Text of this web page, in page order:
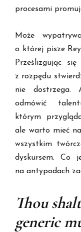
procesami
Może
o której pisze
Prześlizgując
z rozpędu
nie dostrzega.
odmówić
którym
ale warto mieć
wszystkim
dyskursem. Co
na antypodach
Thou
generic